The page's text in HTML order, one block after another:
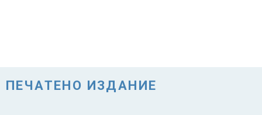
ПЕЧАТЕНО ИЗДАНИЕ